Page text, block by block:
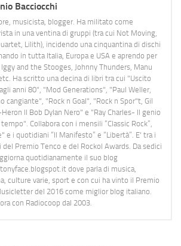
Bacciocchi
musicista, blogger. Ha militato come
in una ventina di gruppi (tra cui Not Moving,
Lilith), incidendo una cinquantina di dischi
in tutta Italia, Europa e USA e aprendo per
Iggy and the Stooges, Johnny Thunders, Manu
Ha scritto una decina di libri tra cui "Uscito
anni 80", "Mod Generations", "Paul Weller,
cangiante", "Rock n Goal", "Rock n Spor"t, Gil
Il Bob Dylan Nero" e "Ray Charles- Il genio
Collabora con i mensili “Classic Rock”,
e i quotidiani “Il Manifesto” e “Libertà”. E' tra i
del Premio Tenco e del Rockol Awards. Da sedici
quotidianamente il suo blog
dove parla di musica,
culture varie, sport e con cui ha vinto il Premio
del 2016 come miglior blog italiano.
con Radiocoop dal 2003.